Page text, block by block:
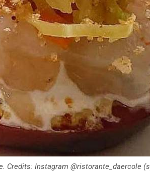
Credits: Instagram @ristorante_daercole